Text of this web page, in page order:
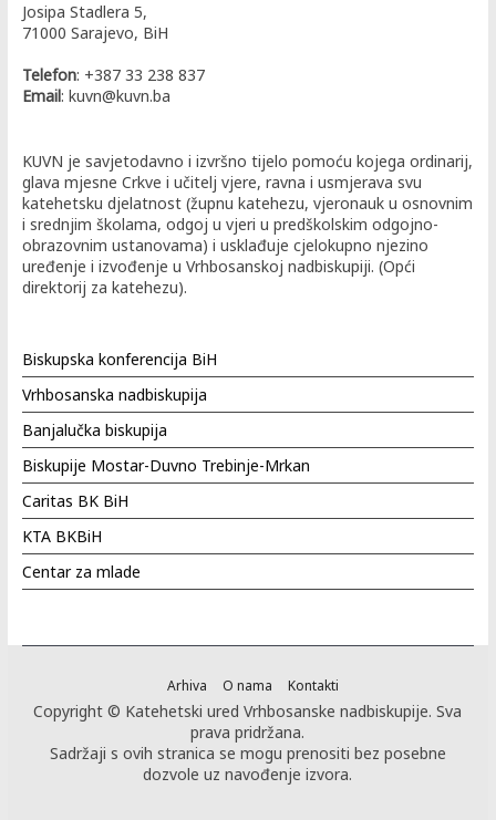
Josipa Stadlera 5,
71000 Sarajevo, BiH
Telefon: +387 33 238 837
Email: kuvn@kuvn.ba
KUVN je savjetodavno i izvršno tijelo pomoću kojega ordinarij,
glava mjesne Crkve i učitelj vjere, ravna i usmjerava svu
katehetsku djelatnost (župnu katehezu, vjeronauk u osnovnim
i srednjim školama, odgoj u vjeri u predškolskim odgojno-
obrazovnim ustanovama) i usklađuje cjelokupno njezino
uređenje i izvođenje u Vrhbosanskoj nadbiskupiji. (Opći
direktorij za katehezu).
Biskupska konferencija BiH
Vrhbosanska nadbiskupija
Banjalučka biskupija
Biskupije Mostar-Duvno Trebinje-Mrkan
Caritas BK BiH
KTA BKBiH
Centar za mlade
Arhiva O nama Kontakti
Copyright © Katehetski ured Vrhbosanske nadbiskupije. Sva
prava pridržana.
Sadržaji s ovih stranica se mogu prenositi bez posebne
dozvole uz navođenje izvora.